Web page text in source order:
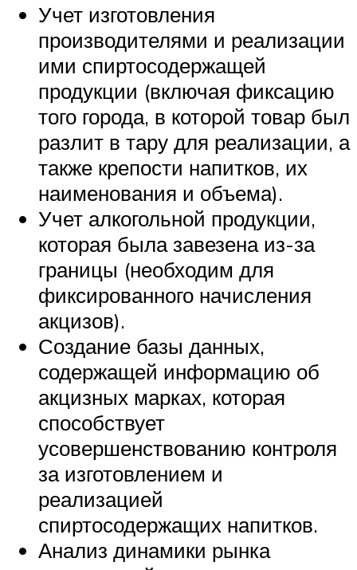
Учет изготовления
производителями и реализации
ими спиртосодержащей
продукции (включая фиксацию
того города, в которой товар был
разлит в тару для реализации, а
также крепости напитков, их
наименования и объема).
Учет алкогольной продукции,
которая была завезена из-за
границы (необходим для
фиксированного начисления
акцизов).
Создание базы данных,
содержащей информацию об
акцизных марках, которая
способствует
усовершенствованию контроля
за изготовлением и
реализацией
спиртосодержащих напитков.
Анализ динамики рынка